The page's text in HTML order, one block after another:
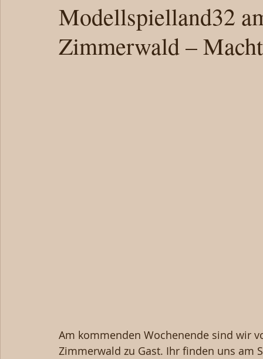
Modellspielland32
Zimmerwald –
Am kommenden Wochenende sind wir
Zimmerwald zu Gast. Ihr finden uns am